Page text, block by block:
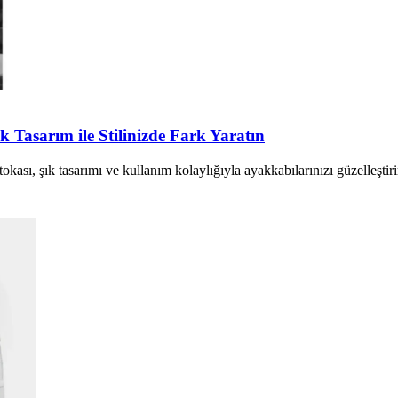
ile Stilinizde Fark Yaratın
şık tasarımı ve kullanım kolaylığıyla ayakkabılarınızı